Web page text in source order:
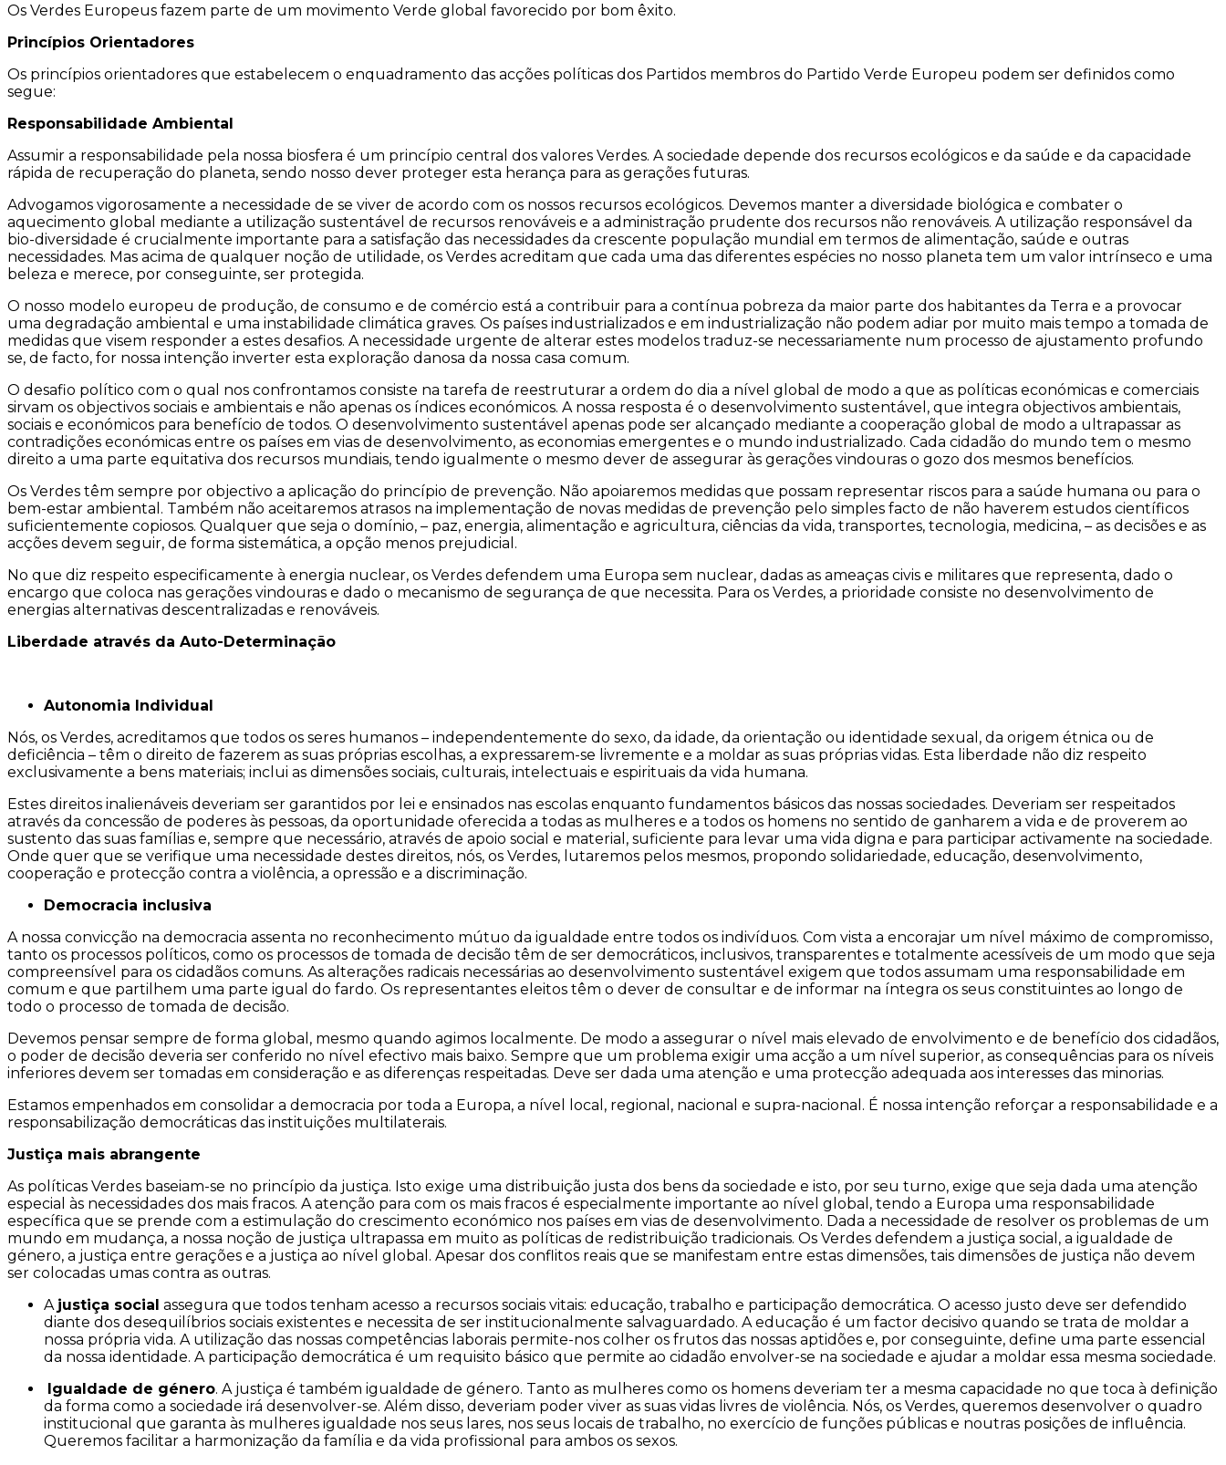
Os Verdes Europeus fazem parte de um movimento Verde global favorecido por bom êxito.
Princípios Orientadores
Os princípios orientadores que estabelecem o enquadramento das acções políticas dos Partidos membros do Partido Verde Europeu podem ser definidos como
segue:
Responsabilidade Ambiental
Assumir a responsabilidade pela nossa biosfera é um princípio central dos valores Verdes. A sociedade depende dos recursos ecológicos e da saúde e da capacidade
rápida de recuperação do planeta, sendo nosso dever proteger esta herança para as gerações futuras.
Advogamos vigorosamente a necessidade de se viver de acordo com os nossos recursos ecológicos. Devemos manter a diversidade biológica e combater o
aquecimento global mediante a utilização sustentável de recursos renováveis e a administração prudente dos recursos não renováveis. A utilização responsável da
bio-diversidade é crucialmente importante para a satisfação das necessidades da crescente população mundial em termos de alimentação, saúde e outras
necessidades. Mas acima de qualquer noção de utilidade, os Verdes acreditam que cada uma das diferentes espécies no nosso planeta tem um valor intrínseco e uma
beleza e merece, por conseguinte, ser protegida.
O nosso modelo europeu de produção, de consumo e de comércio está a contribuir para a contínua pobreza da maior parte dos habitantes da Terra e a provocar
uma degradação ambiental e uma instabilidade climática graves. Os países industrializados e em industrialização não podem adiar por muito mais tempo a tomada de
medidas que visem responder a estes desafios. A necessidade urgente de alterar estes modelos traduz-se necessariamente num processo de ajustamento profundo
se, de facto, for nossa intenção inverter esta exploração danosa da nossa casa comum.
O desafio político com o qual nos confrontamos consiste na tarefa de reestruturar a ordem do dia a nível global de modo a que as políticas económicas e comerciais
sirvam os objectivos sociais e ambientais e não apenas os índices económicos. A nossa resposta é o desenvolvimento sustentável, que integra objectivos ambientais,
sociais e económicos para benefício de todos. O desenvolvimento sustentável apenas pode ser alcançado mediante a cooperação global de modo a ultrapassar as
contradições económicas entre os países em vias de desenvolvimento, as economias emergentes e o mundo industrializado. Cada cidadão do mundo tem o mesmo
direito a uma parte equitativa dos recursos mundiais, tendo igualmente o mesmo dever de assegurar às gerações vindouras o gozo dos mesmos benefícios.
Os Verdes têm sempre por objectivo a aplicação do princípio de prevenção. Não apoiaremos medidas que possam representar riscos para a saúde humana ou para o
bem-estar ambiental. Também não aceitaremos atrasos na implementação de novas medidas de prevenção pelo simples facto de não haverem estudos científicos
suficientemente copiosos. Qualquer que seja o domínio, – paz, energia, alimentação e agricultura, ciências da vida, transportes, tecnologia, medicina, – as decisões e as
acções devem seguir, de forma sistemática, a opção menos prejudicial.
No que diz respeito especificamente à energia nuclear, os Verdes defendem uma Europa sem nuclear, dadas as ameaças civis e militares que representa, dado o
encargo que coloca nas gerações vindouras e dado o mecanismo de segurança de que necessita. Para os Verdes, a prioridade consiste no desenvolvimento de
energias alternativas descentralizadas e renováveis.
Liberdade através da Auto-Determinação
Autonomia Individual
Nós, os Verdes, acreditamos que todos os seres humanos – independentemente do sexo, da idade, da orientação ou identidade sexual, da origem étnica ou de
deficiência – têm o direito de fazerem as suas próprias escolhas, a expressarem-se livremente e a moldar as suas próprias vidas. Esta liberdade não diz respeito
exclusivamente a bens materiais; inclui as dimensões sociais, culturais, intelectuais e espirituais da vida humana.
Estes direitos inalienáveis deveriam ser garantidos por lei e ensinados nas escolas enquanto fundamentos básicos das nossas sociedades. Deveriam ser respeitados
através da concessão de poderes às pessoas, da oportunidade oferecida a todas as mulheres e a todos os homens no sentido de ganharem a vida e de proverem ao
sustento das suas famílias e, sempre que necessário, através de apoio social e material, suficiente para levar uma vida digna e para participar activamente na sociedade.
Onde quer que se verifique uma necessidade destes direitos, nós, os Verdes, lutaremos pelos mesmos, propondo solidariedade, educação, desenvolvimento,
cooperação e protecção contra a violência, a opressão e a discriminação.
Democracia inclusiva
A nossa convicção na democracia assenta no reconhecimento mútuo da igualdade entre todos os indivíduos. Com vista a encorajar um nível máximo de compromisso,
tanto os processos políticos, como os processos de tomada de decisão têm de ser democráticos, inclusivos, transparentes e totalmente acessíveis de um modo que seja
compreensível para os cidadãos comuns. As alterações radicais necessárias ao desenvolvimento sustentável exigem que todos assumam uma responsabilidade em
comum e que partilhem uma parte igual do fardo. Os representantes eleitos têm o dever de consultar e de informar na íntegra os seus constituintes ao longo de
todo o processo de tomada de decisão.
Devemos pensar sempre de forma global, mesmo quando agimos localmente. De modo a assegurar o nível mais elevado de envolvimento e de benefício dos cidadãos,
o poder de decisão deveria ser conferido no nível efectivo mais baixo. Sempre que um problema exigir uma acção a um nível superior, as consequências para os níveis
inferiores devem ser tomadas em consideração e as diferenças respeitadas. Deve ser dada uma atenção e uma protecção adequada aos interesses das minorias.
Estamos empenhados em consolidar a democracia por toda a Europa, a nível local, regional, nacional e supra-nacional. É nossa intenção reforçar a responsabilidade e a
responsabilização democráticas das instituições multilaterais.
Justiça mais abrangente
As políticas Verdes baseiam-se no princípio da justiça. Isto exige uma distribuição justa dos bens da sociedade e isto, por seu turno, exige que seja dada uma atenção
especial às necessidades dos mais fracos. A atenção para com os mais fracos é especialmente importante ao nível global, tendo a Europa uma responsabilidade
específica que se prende com a estimulação do crescimento económico nos países em vias de desenvolvimento. Dada a necessidade de resolver os problemas de um
mundo em mudança, a nossa noção de justiça ultrapassa em muito as políticas de redistribuição tradicionais. Os Verdes defendem a justiça social, a igualdade de
género, a justiça entre gerações e a justiça ao nível global. Apesar dos conflitos reais que se manifestam entre estas dimensões, tais dimensões de justiça não devem
ser colocadas umas contra as outras.
A justiça social assegura que todos tenham acesso a recursos sociais vitais: educação, trabalho e participação democrática. O acesso justo deve ser defendido
diante dos desequilíbrios sociais existentes e necessita de ser institucionalmente salvaguardado. A educação é um factor decisivo quando se trata de moldar a
nossa própria vida. A utilização das nossas competências laborais permite-nos colher os frutos das nossas aptidões e, por conseguinte, define uma parte essencial
da nossa identidade. A participação democrática é um requisito básico que permite ao cidadão envolver-se na sociedade e ajudar a moldar essa mesma sociedade.
Igualdade de género. A justiça é também igualdade de género. Tanto as mulheres como os homens deveriam ter a mesma capacidade no que toca à definição
da forma como a sociedade irá desenvolver-se. Além disso, deveriam poder viver as suas vidas livres de violência. Nós, os Verdes, queremos desenvolver o quadro
institucional que garanta às mulheres igualdade nos seus lares, nos seus locais de trabalho, no exercício de funções públicas e noutras posições de influência.
Queremos facilitar a harmonização da família e da vida profissional para ambos os sexos.